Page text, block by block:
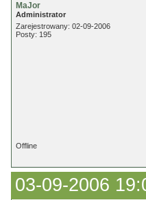
MaJor
Administrator
Zarejestrowany: 02-09-2006
Posty: 195
Offline
03-09-2006